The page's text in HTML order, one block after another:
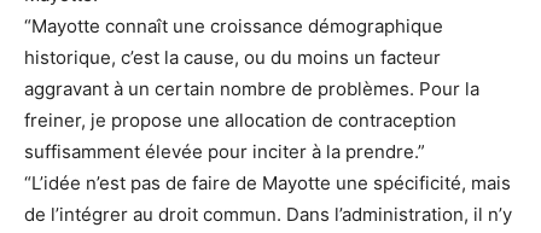
“Mayotte connaît une croissance démographique
historique, c’est la cause, ou du moins un facteur
aggravant à un certain nombre de problèmes. Pour la
freiner, je propose une allocation de contraception
suffisamment élevée pour inciter à la prendre.”
“L’idée n’est pas de faire de Mayotte une spécificité, mais
de l’intégrer au droit commun. Dans l’administration, il n’y